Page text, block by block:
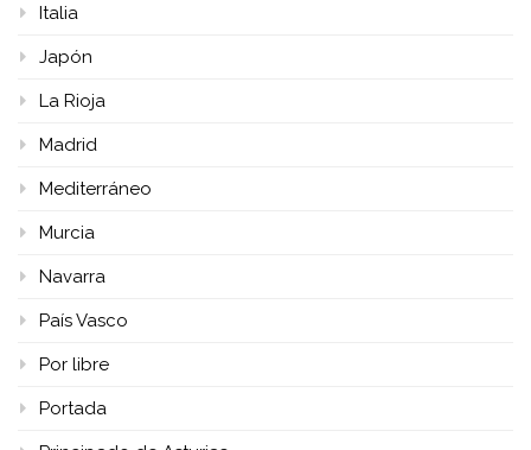
Italia
Japón
La Rioja
Madrid
Mediterráneo
Murcia
Navarra
País Vasco
Por libre
Portada